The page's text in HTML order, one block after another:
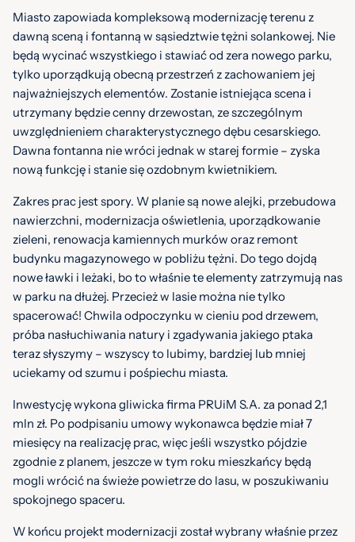
Miasto zapowiada kompleksową modernizację terenu z
dawną sceną i fontanną w sąsiedztwie tężni solankowej. Nie
będą wycinać wszystkiego i stawiać od zera nowego parku,
tylko uporządkują obecną przestrzeń z zachowaniem jej
najważniejszych elementów. Zostanie istniejąca scena i
utrzymany będzie cenny drzewostan, ze szczególnym
uwzględnieniem charakterystycznego dębu cesarskiego.
Dawna fontanna nie wróci jednak w starej formie – zyska
nową funkcję i stanie się ozdobnym kwietnikiem.
Zakres prac jest spory. W planie są nowe alejki, przebudowa
nawierzchni, modernizacja oświetlenia, uporządkowanie
zieleni, renowacja kamiennych murków oraz remont
budynku magazynowego w pobliżu tężni. Do tego dojdą
nowe ławki i leżaki, bo to właśnie te elementy zatrzymują nas
w parku na dłużej. Przecież w lasie można nie tylko
spacerować! Chwila odpoczynku w cieniu pod drzewem,
próba nasłuchiwania natury i zgadywania jakiego ptaka
teraz słyszymy – wszyscy to lubimy, bardziej lub mniej
uciekamy od szumu i pośpiechu miasta.
Inwestycję wykona gliwicka firma PRUiM S.A. za ponad 2,1
mln zł. Po podpisaniu umowy wykonawca będzie miał 7
miesięcy na realizację prac, więc jeśli wszystko pójdzie
zgodnie z planem, jeszcze w tym roku mieszkańcy będą
mogli wrócić na świeże powietrze do lasu, w poszukiwaniu
spokojnego spaceru.
W końcu projekt modernizacji został wybrany właśnie przez